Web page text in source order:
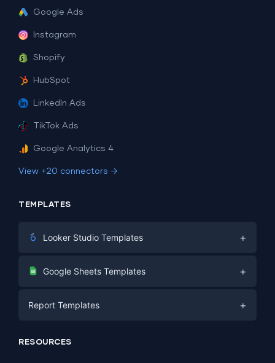
Google Ads
Instagram
Shopify
HubSpot
LinkedIn Ads
TikTok Ads
Google Analytics 4
View +20 connectors →
TEMPLATES
Looker Studio Templates +
Digital Marketing
PPC
SEO
Google Sheets Templates +
Social Media
Report Templates +
RESOURCES